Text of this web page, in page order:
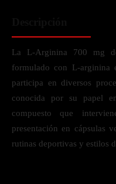
La L-Arginina 700 mg
formulado con L-arginina
participa en diversos
conocida por su papel
compuesto que
presentación en cápsulas
rutinas deportivas y estilos